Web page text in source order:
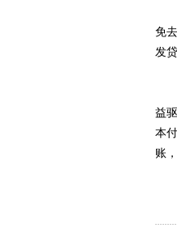
业
免
发
北
益
本
账